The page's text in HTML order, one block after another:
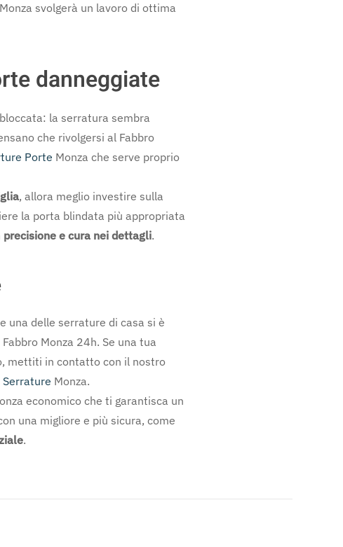
svolgerà un lavoro di ottima
danneggiate
la serratura sembra
che rivolgersi al Fabbro
Porte Monza che serve proprio
, allora meglio investire sulla
la porta blindata più appropriata
precisione e cura nei dettagli.
una delle serrature di casa si è
Monza 24h. Se una tua
mettiti in contatto con il nostro
Monza.
economico che ti garantisca un
una migliore e più sicura, come
.